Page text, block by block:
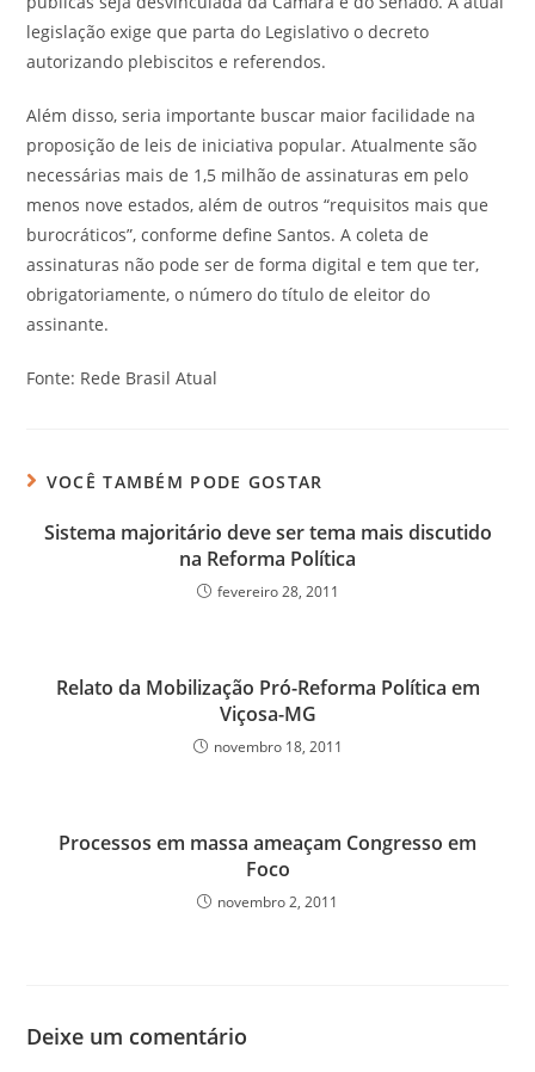
legislação exige que parta do Legislativo o decreto
autorizando plebiscitos e referendos.
Além disso, seria importante buscar maior facilidade na
proposição de leis de iniciativa popular. Atualmente são
necessárias mais de 1,5 milhão de assinaturas em pelo
menos nove estados, além de outros “requisitos mais que
burocráticos”, conforme define Santos. A coleta de
assinaturas não pode ser de forma digital e tem que ter,
obrigatoriamente, o número do título de eleitor do
assinante.
Fonte: Rede Brasil Atual
VOCÊ TAMBÉM PODE GOSTAR
Sistema majoritário deve ser tema mais discutido
na Reforma Política
fevereiro 28, 2011
Relato da Mobilização Pró-Reforma Política em
Viçosa-MG
novembro 18, 2011
Processos em massa ameaçam Congresso em
Foco
novembro 2, 2011
Deixe um comentário